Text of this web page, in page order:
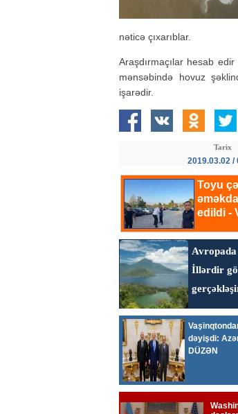
nəticə çıxarıblar.
Araşdırmaçılar hesab
mənsəbində hovuz
işarədir.
Tarix
2019.03.02 /